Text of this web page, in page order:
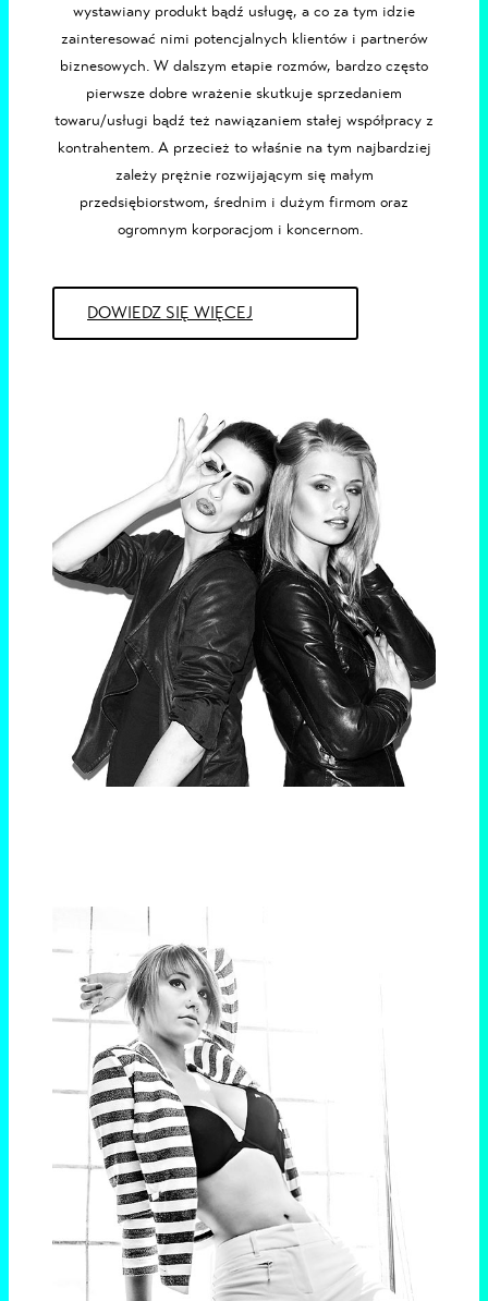
wystawiany produkt bądź usługę, a co za tym idzie
zainteresować nimi potencjalnych klientów i partnerów
biznesowych. W dalszym etapie rozmów, bardzo często
pierwsze dobre wrażenie skutkuje sprzedaniem
towaru/usługi bądź też nawiązaniem stałej współpracy z
kontrahentem. A przecież to właśnie na tym najbardziej
zależy prężnie rozwijającym się małym
przedsiębiorstwom, średnim i dużym firmom oraz
ogromnym korporacjom i koncernom.
DOWIEDZ SIĘ WIĘCEJ